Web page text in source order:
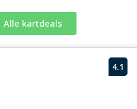
Alle kartdeals
4.1